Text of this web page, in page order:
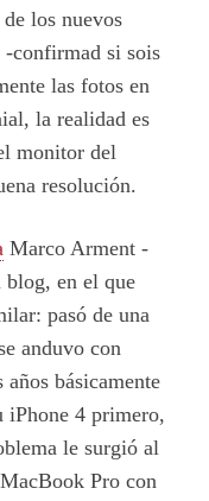
los nuevos
-confirmad si sois
las fotos en
la realidad es
monitor del
resolución.
Marco Arment -
blog, en el que
pasó de una
anduvo con
básicamente
iPhone 4 primero,
le surgió al
Pro con